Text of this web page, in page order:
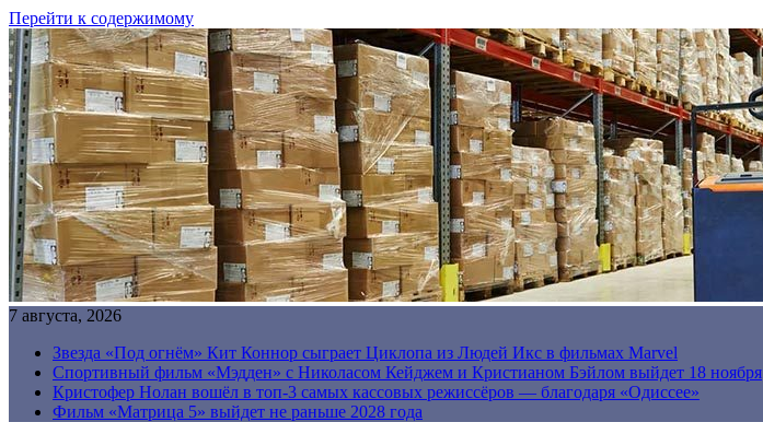
Перейти к содержимому
7 августа, 2026
Звезда «Под огнём» Кит Коннор сыграет Циклопа из Людей Икс в фильмах Marvel
Спортивный фильм «Мэдден» с Николасом Кейджем и Кристианом Бэйлом выйдет 18 ноября
Кристофер Нолан вошёл в топ-3 самых кассовых режиссёров — благодаря «Одиссее»
Фильм «Матрица 5» выйдет не раньше 2028 года